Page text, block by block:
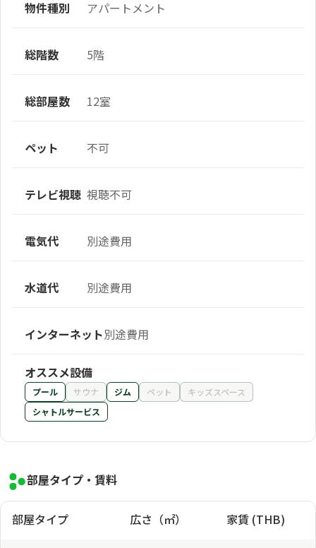
物件種別 アパートメント
総階数 5階
総部屋数 12室
ペット 不可
テレビ視聴 視聴不可
電気代 別途費用
水道代 別途費用
インターネット別途費用
オススメ設備
プール サウナ ジム ペット
キッズスペース
シャトルサービス
部屋タイプ・賃料
部屋タイプ 広さ（㎡） 家賃 (THB)